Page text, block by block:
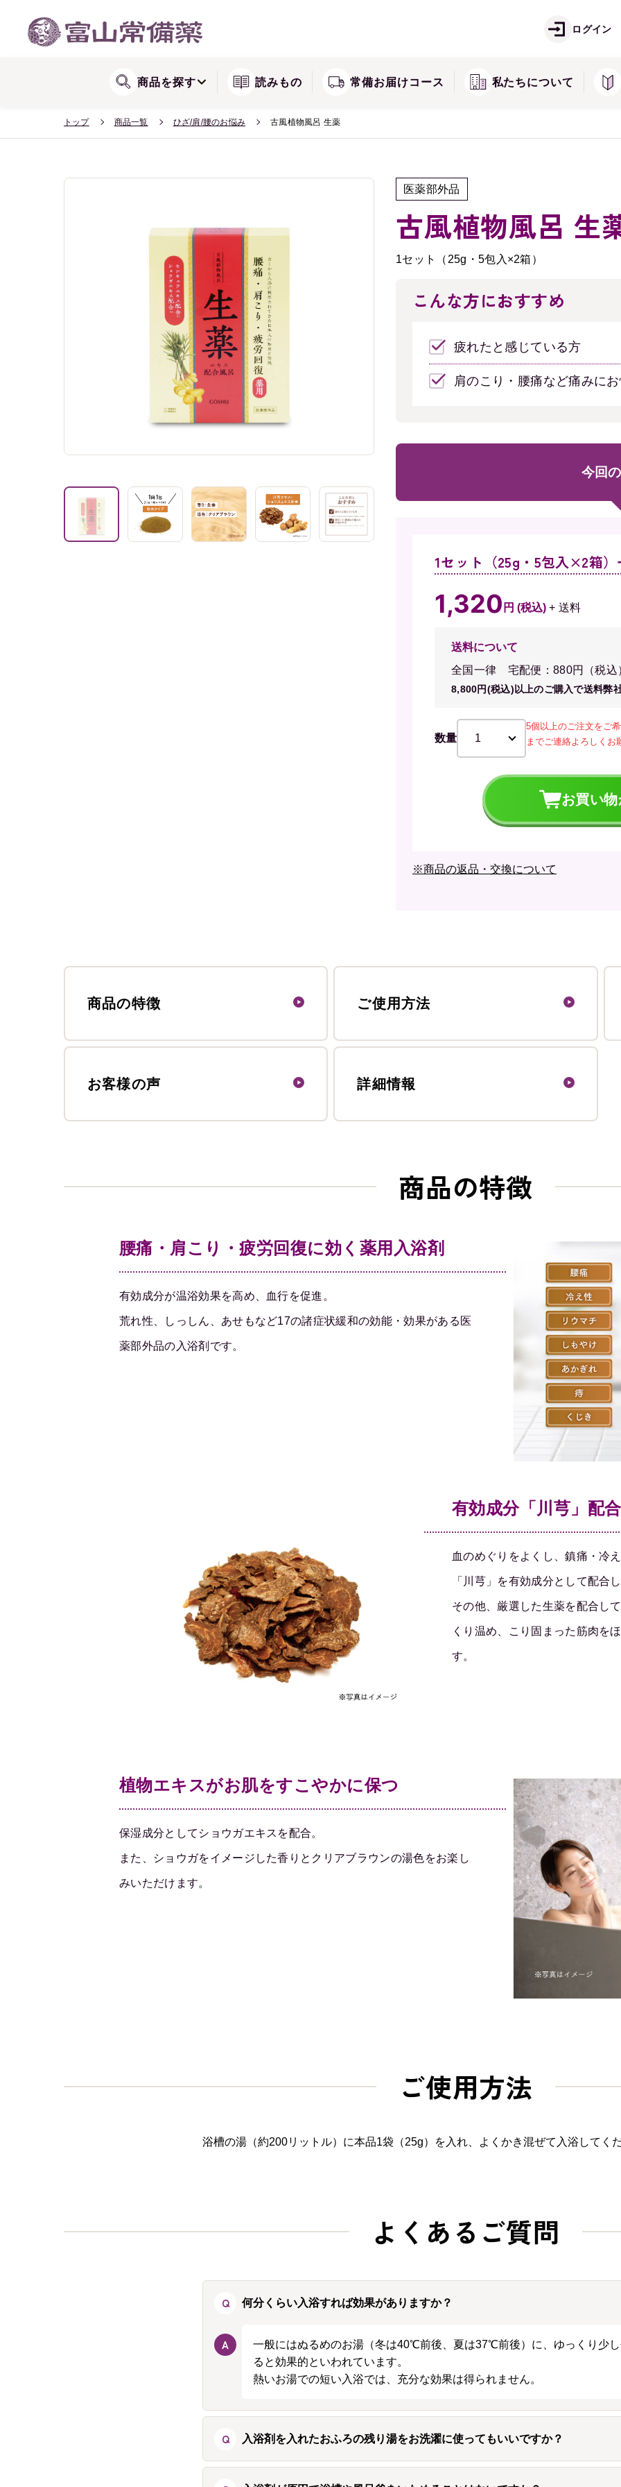
ログイン
商品を探す
リョウシンシリーズ
読みもの 常備お届けコース 私たちについて
トップ 商品一覧 ひざ/肩/腰のお悩み 古風植物風呂 生薬
医薬部外品
古風植物風呂 生
1セット（25g・5包入×2箱）
こんな方におすすめ
疲れたと感じている方
肩のこり・腰痛など痛みに
今回
1セット（25g・5包入×2箱
1,320 円 (税込) + 送料
送料について
全国一律 宅配便：880円（税
8,800円(税込)以上のご購入で送料弊
数量
5個以上のご注文をご
までご連絡よろしくお
お買い
※商品の返品・交換について
商品の特徴 ご使用方法
お客様の声 詳細情報
商品の特徴
腰痛・肩こり・疲労回復に効く薬用入浴剤
有効成分が温浴効果を高め、血行を促進。
荒れ性、しっしん、あせもなど17の諸症状緩和の効能・効果がある医
薬部外品の入浴剤です。
有効成分「川芎」配合
血のめぐりをよくし、鎮痛・冷
「川芎」を有効成分として配合
その他、厳選した生薬を配合し
くり温め、こり固まった筋肉を
す。
植物エキスがお肌をすこやかに保つ
保湿成分としてショウガエキスを配合。
また、ショウガをイメージした香りとクリアブラウンの湯色をお楽し
みいただけます。
ご使用方法
浴槽の湯（約200リットル）に本品1袋（25g）を入れ、よくかき混ぜて入浴してく
よくあるご質問
Q 何分くらい入浴すれば効果がありますか？
A
一般にはぬるめのお湯（冬は40℃前後、夏は37℃前後）に、ゆっくり少
ると効果的といわれています。
熱いお湯での短い入浴では、充分な効果は得られません。
Q 入浴剤を入れたおふろの残り湯をお洗濯に使ってもいいですか？